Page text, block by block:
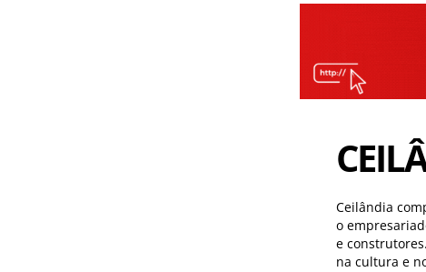
Ceilândia
o
e
na cultura e